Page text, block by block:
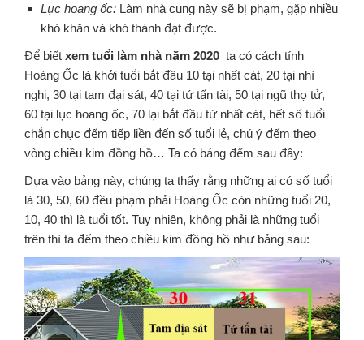
Lục hoang ốc: Làm nhà cung này sẽ bị phạm, gặp nhiều
khó khăn và khó thành đạt được.
Để biết xem tuổi làm nhà năm 2020 ta có cách tính
Hoàng Ốc là khởi tuổi bắt đầu 10 tại nhất cát, 20 tại nhì
nghi, 30 tại tam đại sát, 40 tại tứ tấn tài, 50 tại ngũ thọ tử,
60 tại lục hoang ốc, 70 lại bắt đầu từ nhất cát, hết số tuổi
chắn chục đếm tiếp liền đến số tuổi lẻ, chú ý đếm theo
vòng chiều kim đồng hồ… Ta có bảng đếm sau đây:
Dựa vào bảng này, chúng ta thấy rằng những ai có số tuổi
là 30, 50, 60 đều phạm phải Hoàng Ốc còn những tuổi 20,
10, 40 thì là tuổi tốt. Tuy nhiên, không phải là những tuổi
trên thì ta đếm theo chiều kim đồng hồ như bảng sau: